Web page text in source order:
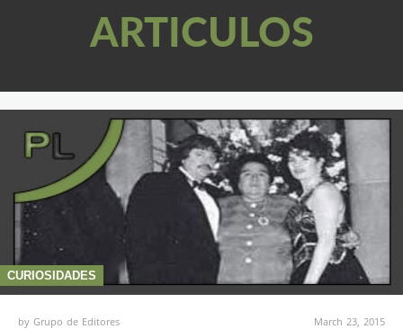
ARTICULOS
CURIOSIDADES
byGrupo de Editores March 23, 2015